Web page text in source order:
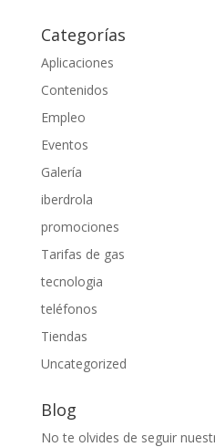
Categorías
Aplicaciones
Contenidos
Empleo
Eventos
Galería
iberdrola
promociones
Tarifas de gas
tecnologia
teléfonos
Tiendas
Uncategorized
Blog
No te olvides de seguir